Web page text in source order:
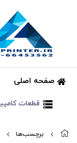
صفحه اصلی
قطعات
برچسب‌ها